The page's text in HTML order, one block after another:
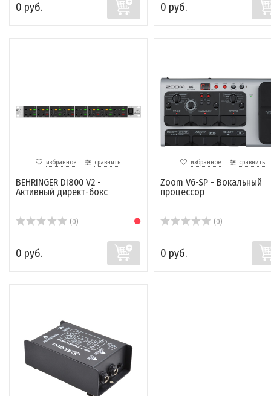
0 руб. 0 руб.
избранное сравнить
BEHRINGER DI800 V2 -
Активный директ-бокс
(0)
0 руб.
избранное сравнить
Zoom V6-SP - Вокальный
процессор
(0)
0 руб.